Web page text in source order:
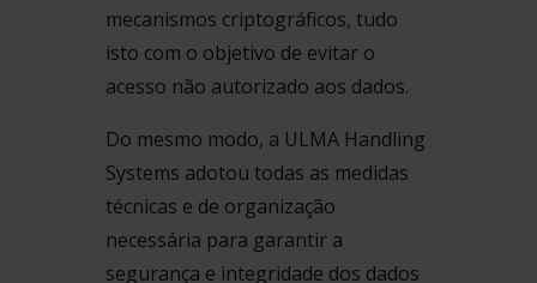
mecanismos criptográficos, tudo
isto com o objetivo de evitar o
acesso não autorizado aos dados.
Do mesmo modo, a ULMA Handling
Systems adotou todas as medidas
técnicas e de organização
necessária para garantir a
segurança e integridade dos dados